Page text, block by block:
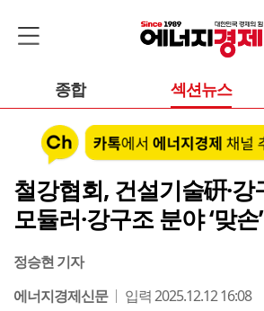
종합 섹션뉴스
철강협회, 건설기술硏·
모듈러·강구조 분야 ‘맞손’
정승현 기자
에너지경제신문
입력 2025.12.12 16:08